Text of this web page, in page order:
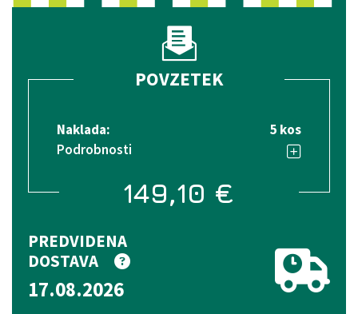
POVZETEK
Naklada:
5 kos
Podrobnosti
149,10 €
PREDVIDENA
DOSTAVA
17.08.2026